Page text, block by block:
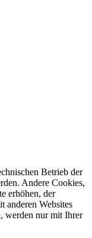
Betrieb der
Andere Cookies,
erhöhen, der
anderen Websites
werden nur mit Ihrer